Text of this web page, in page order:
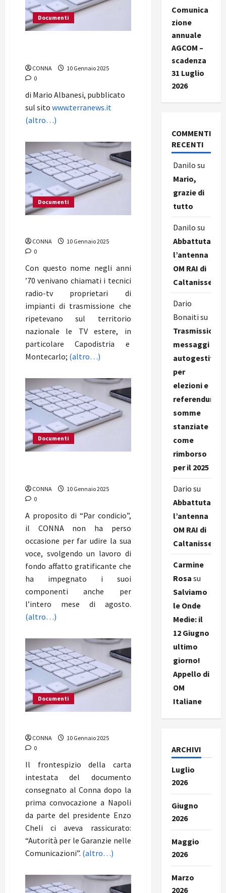
Documenti
CONNA
10 Gennaio 2025
0
di Mario Albanesi, pubblicato
sul sito www.terranews.it
(altro…)
Documenti
CONNA
10 Gennaio 2025
0
Con questo nome negli anni
’70 venivano chiamati i tecnici
radio-tv proprietari di
impianti di trasmissione che
ripetevano sul territorio
nazionale le TV estere, in
particolare Capodistria e
Montecarlo; (altro…)
Documenti
CONNA
10 Gennaio 2025
0
A proposito di “Par condicio”,
il CONNA non ha perso
occasione per far udire la sua
voce, svolgendo un lavoro di
fondo affatto gratificante che
ha impegnato i suoi
componenti anche per
l’intero mese di agosto.
(altro…)
Documenti
CONNA
10 Gennaio 2025
0
Il frontespizio della carta
intestata del documento
consegnato al Conna dopo la
prima convocazione a Napoli
da parte del presidente Enzo
Cheli ci aveva rassicurato:
“Autorità per le Garanzie nelle
Comunicazioni”. (altro…)
Comunica
zione
annuale
AGCOM –
scadenza
31 Luglio
2026
COMMENTI
RECENTI
Danilo su
Mario,
grazie di
tutto
Danilo su
Abbattuta
l’antenna
OM RAI di
Caltanissetta
Dario
Bonaiti su
Trasmissione
messaggi
autogestiti
per
elezioni e
referendum,
somme
stanziate
come
rimborso
per il 2025
Dario su
Abbattuta
l’antenna
OM RAI di
Caltanissetta
Carmine
Rosa su
Salviamo
le Onde
Medie: il
12 Giugno
ultimo
giorno!
Appello di
OM
Italiane
ARCHIVI
Luglio
2026
Giugno
2026
Maggio
2026
Marzo
2026